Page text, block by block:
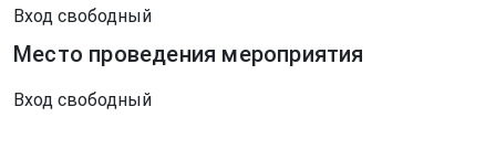
Вход свободный
Место проведения мероприятия
Вход свободный